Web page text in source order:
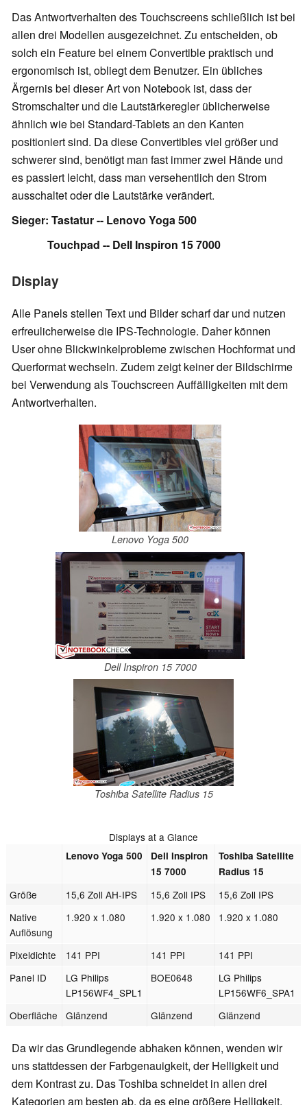
Das Antwortverhalten des Touchscreens schließlich ist bei
allen drei Modellen ausgezeichnet. Zu entscheiden, ob
solch ein Feature bei einem Convertible praktisch und
ergonomisch ist, obliegt dem Benutzer. Ein übliches
Ärgernis bei dieser Art von Notebook ist, dass der
Stromschalter und die Lautstärkeregler üblicherweise
ähnlich wie bei Standard-Tablets an den Kanten
positioniert sind. Da diese Convertibles viel größer und
schwerer sind, benötigt man fast immer zwei Hände und
es passiert leicht, dass man versehentlich den Strom
ausschaltet oder die Lautstärke verändert.
Sieger: Tastatur -- Lenovo Yoga 500
Touchpad -- Dell Inspiron 15 7000
Display
Alle Panels stellen Text und Bilder scharf dar und nutzen
erfreulicherweise die IPS-Technologie. Daher können
User ohne Blickwinkelprobleme zwischen Hochformat und
Querformat wechseln. Zudem zeigt keiner der Bildschirme
bei Verwendung als Touchscreen Auffälligkeiten mit dem
Antwortverhalten.
Lenovo Yoga 500
Dell Inspiron 15 7000
Toshiba Satellite Radius 15
Displays at a Glance
Lenovo Yoga 500
Dell Inspiron
15 7000
Toshiba Satellite
Radius 15
Größe 15,6 Zoll AH-IPS 15,6 Zoll IPS
15,6 Zoll IPS
Native
Auflösung
1.920 x 1.080 1.920 x 1.080 1.920 x 1.080
Pixeldichte 141 PPI 141 PPI
141 PPI
Panel ID
LG Philips
LP156WF4_SPL1
BOE0648
LG Philips
LP156WF6_SPA1
Oberfläche
Glänzend Glänzend Glänzend
Da wir das Grundlegende abhaken können, wenden wir
uns stattdessen der Farbgenauigkeit, der Helligkeit und
dem Kontrast zu. Das Toshiba schneidet in allen drei
Kategorien am besten ab, da es eine größere Helligkeit,